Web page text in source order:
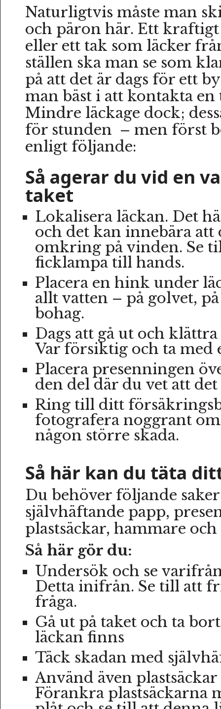
Naturligtvis måste man
och päron här. Ett
eller ett tak som läcker
ställen ska man se som
på att det är dags för ett
man bäst i att kontakta en
Mindre läckage dock;
för stunden – men först
enligt följande:
Så agerar du vid en
taket
Lokalisera läckan. Det
och det kan innebära
omkring på vinden. Se
ficklampa till hands.
Placera en hink under
allt vatten – på golvet,
bohag.
Dags att gå ut och
Var försiktig och ta med
Placera presenningen
den del där du vet att det
Ring till ditt
fotografera noggrant
någon större skada.
Så här kan du täta
Du behöver följande
självhäftande papp,
plastsäckar, hammare
Så här gör du:
Undersök och se
Detta inifrån. Se till att
fråga.
Gå ut på taket och ta
läckan finns
Täck skadan med
Använd även
Förankra plastsäckarna